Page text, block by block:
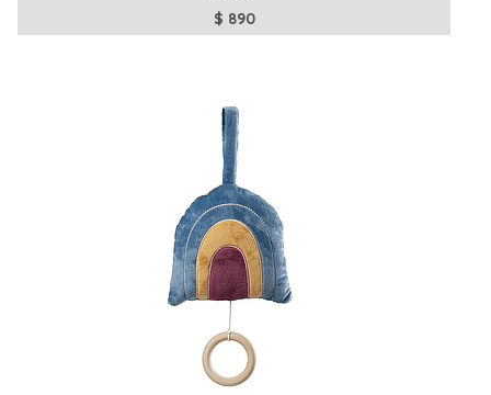
$ 890